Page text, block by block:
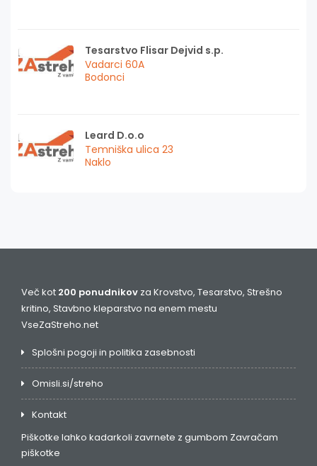
Tesarstvo Flisar Dejvid s.p.
Vadarci 60A
Bodonci
Leard D.o.o
Temniška ulica 23
Naklo
Več kot 200 ponudnikov za Krovstvo, Tesarstvo, Strešno
kritino, Stavbno kleparstvo na enem mestu
VseZaStreho.net
Splošni pogoji in politika zasebnosti
Omisli.si/streho
Kontakt
Piškotke lahko kadarkoli zavrnete z gumbom Zavračam
piškotke